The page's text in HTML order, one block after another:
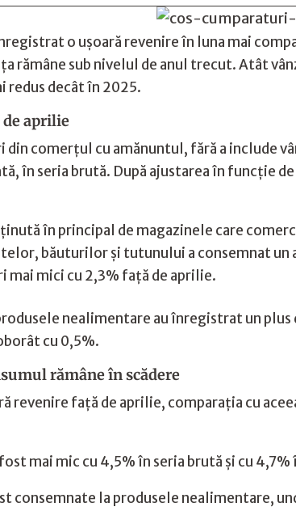
o ușoară revenire în luna mai
rămâne sub nivelul de anul trecut. Atât
redus decât în 2025.
de aprilie
din comerțul cu amănuntul, fără a include
în seria brută. După ajustarea în funcție
în principal de magazinele care
băuturilor și tutunului a consemnat un
mai mici cu 2,3% față de aprilie.
nealimentare au înregistrat un
cu 0,5%.
rămâne în scădere
revenire față de aprilie, comparația cu
mai mic cu 4,5% în seria brută și cu 4,7%
consemnate la produsele nealimentare,